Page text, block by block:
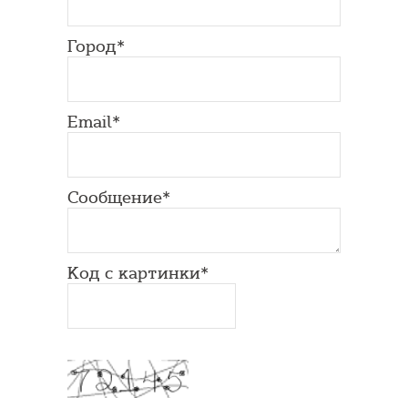
Город*
Email*
Сообщение*
Код с картинки*